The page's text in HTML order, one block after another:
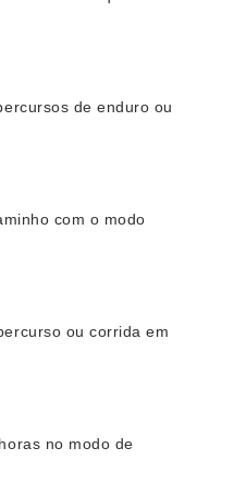
de enduro ou
com o modo
ou corrida em
no modo de